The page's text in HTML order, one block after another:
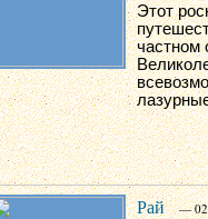
Этот
частном
Рай —